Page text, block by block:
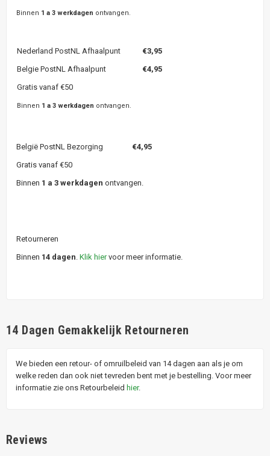
Binnen 1 a 3 werkdagen ontvangen.
Nederland PostNL Afhaalpunt €3,95
Belgie PostNL Afhaalpunt
€4,95
Gratis vanaf €50
Binnen 1 a 3 werkdagen ontvangen.
België PostNL Bezorging €4,95
Gratis vanaf €50
Binnen 1 a 3 werkdagen ontvangen.
Retourneren
Binnen 14 dagen. Klik hiervoor meer informatie.
14 Dagen Gemakkelijk Retourneren
We bieden een retour- of omruilbeleid van 14 dagen aan als je om
welke reden dan ook niet tevreden bent met je bestelling. Voor meer
informatie zie ons Retourbeleid hier.
Reviews